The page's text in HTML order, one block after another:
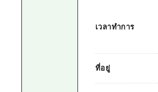
เวลาทำการ
ที่อยู่